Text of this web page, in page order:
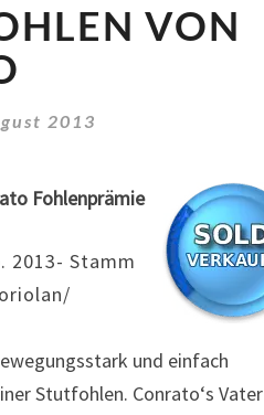
VON
2013
Fohlenprämie
2013- Stamm
und einfach
Stutfohlen. Conrato‘s Vater